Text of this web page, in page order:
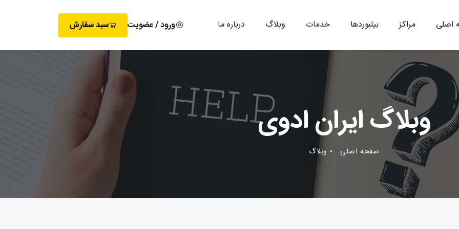
اصلی مراکز بیلبوردها خدمات وبلاگ درباره ما ورود / عضویت سبد سفارش
وبلاگ ایران ادوی
صفحه اصلی وبلاگ